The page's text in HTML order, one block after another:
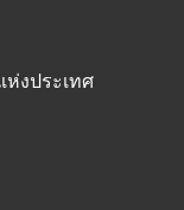
งประเทศ